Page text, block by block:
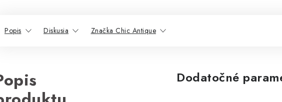
Popis Diskusia Značka Chic Antique
Dodatočné